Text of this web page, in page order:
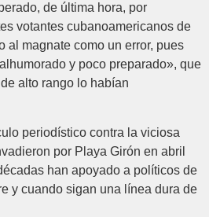
de última hora, por
votantes cubanoamericanos de
al magnate como un error, pues
y poco preparado», que
alto rango lo habían
periodístico contra la viciosa
por Playa Girón en abril
han apoyado a políticos de
y cuando sigan una línea dura de